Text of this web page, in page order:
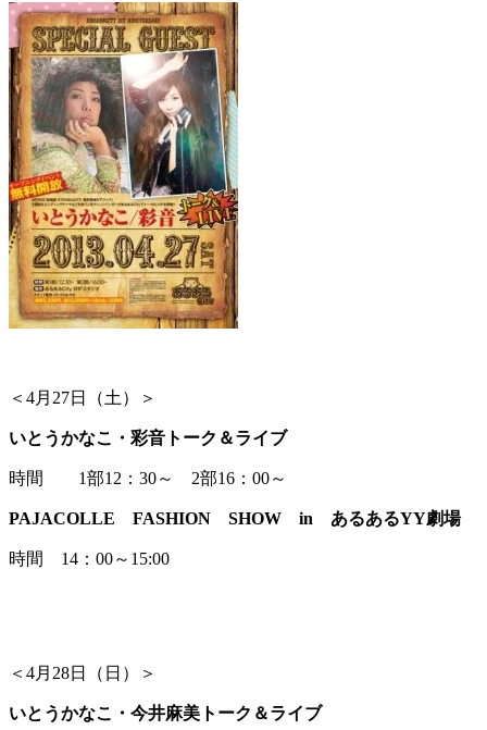
＜4月27日（土）＞
いとうかなこ・彩音トーク＆ライブ
時間 1部12：30～ 2部16：00～
PAJACOLLE FASHION SHOW in あるあるYY劇場
時間 14：00～15:00
＜4月28日（日）＞
いとうかなこ・今井麻美トーク＆ライブ